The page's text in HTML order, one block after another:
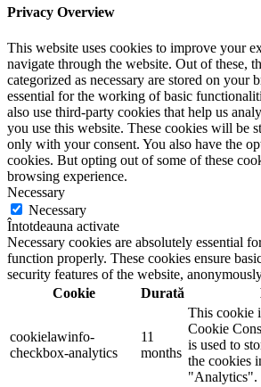
Privacy Overview
This website uses cookies to improve your
navigate through the website. Out of these,
categorized as necessary are stored on your
essential for the working of basic
also use third-party cookies that help us
you use this website. These cookies will be
only with your consent. You also have the
cookies. But opting out of some of these
browsing experience.
Necessary
Necessary
Întotdeauna activate
Necessary cookies are absolutely essential
function properly. These cookies ensure
security features of the website,
Cookie
Durată
cookielawinfo-
checkbox-analytics
11
months
This cookie
Cookie
is used to
the cookies
"Analytics".